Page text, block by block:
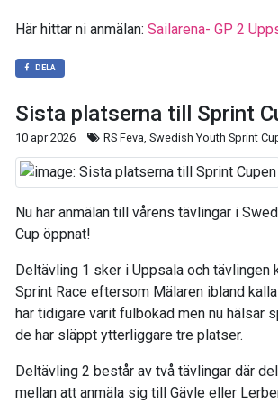
Här hittar ni anmälan: Sailarena- GP 2
DELA
Sista platserna till Sprint
10 apr 2026 RS Feva, Swedish Youth Sprint
Nu har anmälan till vårens tävlingar i
Cup öppnat!
Deltävling 1 sker i Uppsala och tävlingen
Sprint Race eftersom Mälaren ibland
har tidigare varit fulbokad men nu hälsar
de har släppt ytterliggare tre platser.
Deltävling 2 består av två tävlingar där
mellan att anmäla sig till Gävle eller